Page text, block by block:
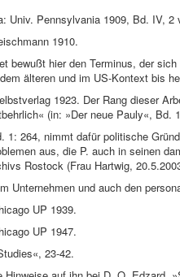
Univ. Pennsylvania 1909, Bd. IV, 2
1910.
bewußt hier den Terminus, der
älteren und im US-Kontext bis
1923. Der Rang dieser
(in: »Der neue Pauly«, Bd.
1: 264, nimmt dafür politische
aus, die P. auch in seinen
Rostock (Frau Hartwig,
Unternehmen und auch den
UP 1939.
UP 1947.
23-42.